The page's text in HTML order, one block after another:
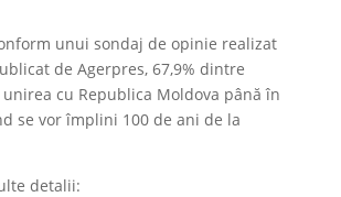
unui sondaj de opinie realizat
de Agerpres, 67,9% dintre
cu Republica Moldova până în
se vor împlini 100 de ani de la
detalii: